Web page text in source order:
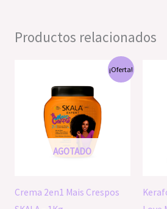
Productos relacionados
¡Oferta!
AGOTADO
Crema 2en1 Mais Crespos
original
era:
S/52.90.
actual
es:
S/40.00.